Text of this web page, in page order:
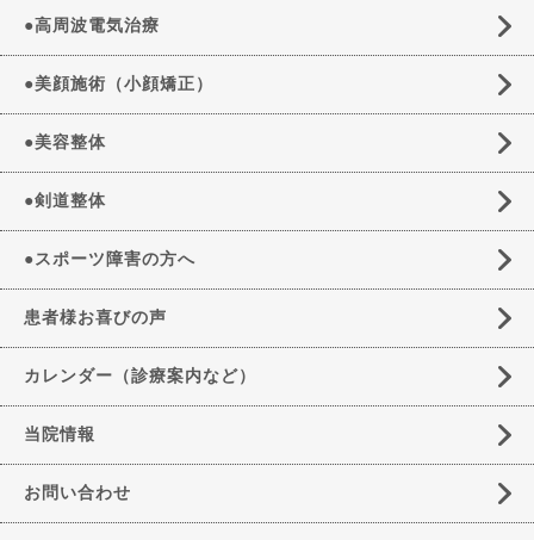
●高周波電気治療
●美顔施術（小顔矯正）
●美容整体
●剣道整体
●スポーツ障害の方へ
患者様お喜びの声
カレンダー（診療案内など）
当院情報
お問い合わせ